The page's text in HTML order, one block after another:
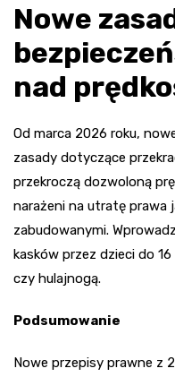
Nowe
nad
Od marca 2026 roku,
zasady dotyczące
przekroczą dozwoloną
narażeni na utratę prawa
zabudowanymi.
kasków przez dzieci do
czy hulajnogą.
Podsumowanie
Nowe przepisy prawne z